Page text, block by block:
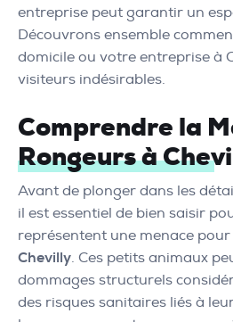
entreprise peut garantir un
Découvrons ensemble
domicile ou votre entreprise à
visiteurs indésirables.
Comprendre la
Rongeurs à
Avant de plonger dans les
il est essentiel de bien saisir
représentent une menace
Chevilly. Ces petits animaux
dommages structurels
des risques sanitaires liés à